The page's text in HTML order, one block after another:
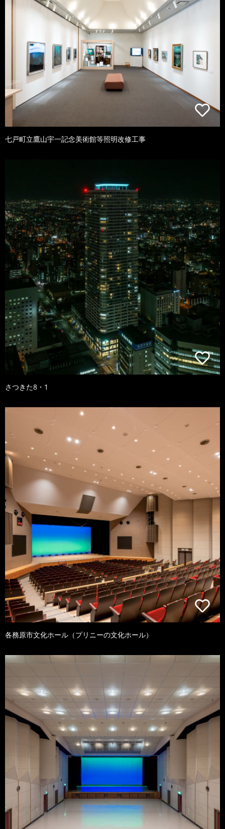
七戸町立鷹山宇一記念美術館等照明改修工事
さつきた8・1
各務原市文化ホール（プリニーの文化ホール）